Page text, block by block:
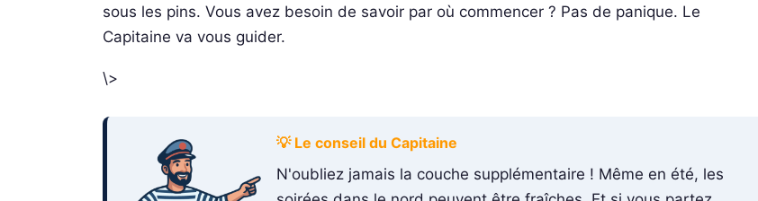
sous les pins. Vous avez besoin de savoir par où commencer ? Pas de panique. Le
Capitaine va vous guider.
\>
💡 Le conseil du Capitaine
N'oubliez jamais la couche supplémentaire ! Même en été, les